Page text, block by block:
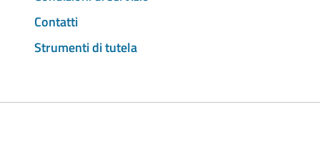
Contatti
Strumenti di tutela